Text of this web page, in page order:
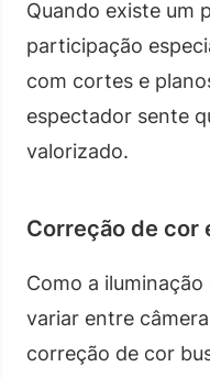
Quando existe um
participação
com cortes e
espectador sente
valorizado.
Correção de cor
Como a
variar entre
correção de cor